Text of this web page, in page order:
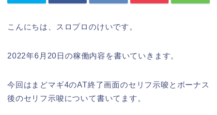
こんにちは、スロプロのけいです。
2022年6月20日の稼働内容を書いていきます。
今回はまどマギ4のAT終了画面のセリフ示唆とボーナス
後のセリフ示唆について書いてます。